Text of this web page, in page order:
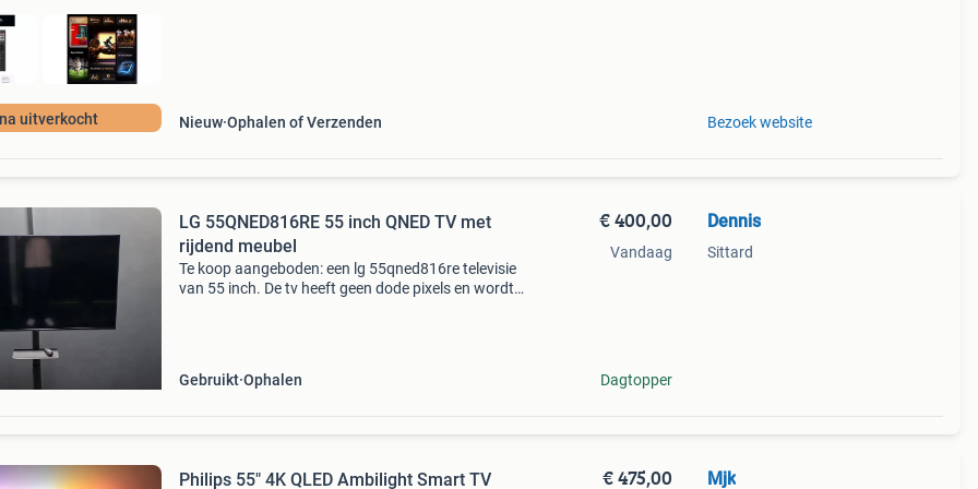
uitverkocht Nieuw Ophalen of Verzenden Bezoek website
LG 55QNED816RE 55 inch QNED TV met
rijdend meubel
Te koop aangeboden: een lg 55qned816re televisie
van 55 inch. De tv heeft geen dode pixels en wordt
Gebruikt Ophalen
€ 400,00
Vandaag
Dagtopper
Dennis
Sittard
Philips 55" 4K QLED Ambilight Smart TV € 475,00 Mjk